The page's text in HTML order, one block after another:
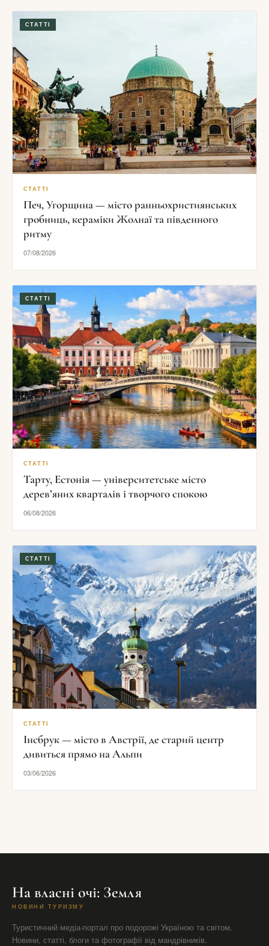
СТАТТІ
СТАТТІ
Печ, Угорщина — місто ранньохристиянських
гробниць, кераміки Жолнаї та південного
ритму
07/08/2026
СТАТТІ
СТАТТІ
Тарту, Естонія — університетське місто
дерев’яних кварталів і творчого спокою
06/08/2026
СТАТТІ
СТАТТІ
Інсбрук — місто в Австрії, де старий центр
дивиться прямо на Альпи
03/06/2026
На власні очі: Земля
НОВИНИ ТУРИЗМУ
Туристичний медіа-портал про подорожі Україною та світом.
Новини, статті, блоги та фотографії від мандрівників.